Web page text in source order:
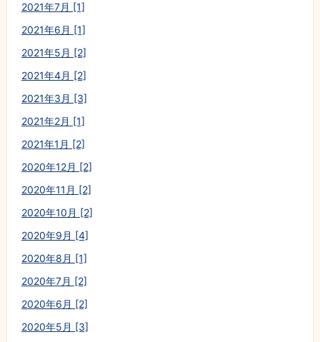
2021年7月 [1]
2021年6月 [1]
2021年5月 [2]
2021年4月 [2]
2021年3月 [3]
2021年2月 [1]
2021年1月 [2]
2020年12月 [2]
2020年11月 [2]
2020年10月 [2]
2020年9月 [4]
2020年8月 [1]
2020年7月 [2]
2020年6月 [2]
2020年5月 [3]